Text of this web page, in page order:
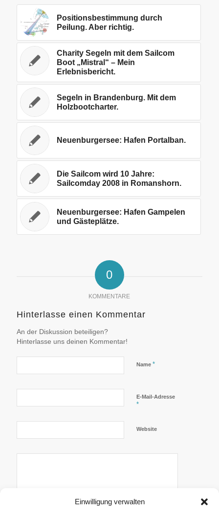
Einwilligung verwalten
Positionsbestimmung durch
Peilung. Aber richtig.
Charity Segeln mit dem Sailcom
Boot „Mistral“ – Mein
Erlebnisbericht.
Segeln in Brandenburg. Mit dem
Holzbootcharter.
Neuenburgersee: Hafen Portalban.
Die Sailcom wird 10 Jahre:
Sailcomday 2008 in Romanshorn.
Neuenburgersee: Hafen Gampelen
und Gästeplätze.
0
KOMMENTARE
Hinterlasse einen Kommentar
An der Diskussion beteiligen?
Hinterlasse uns deinen Kommentar!
Name *
E-Mail-Adresse
*
Website